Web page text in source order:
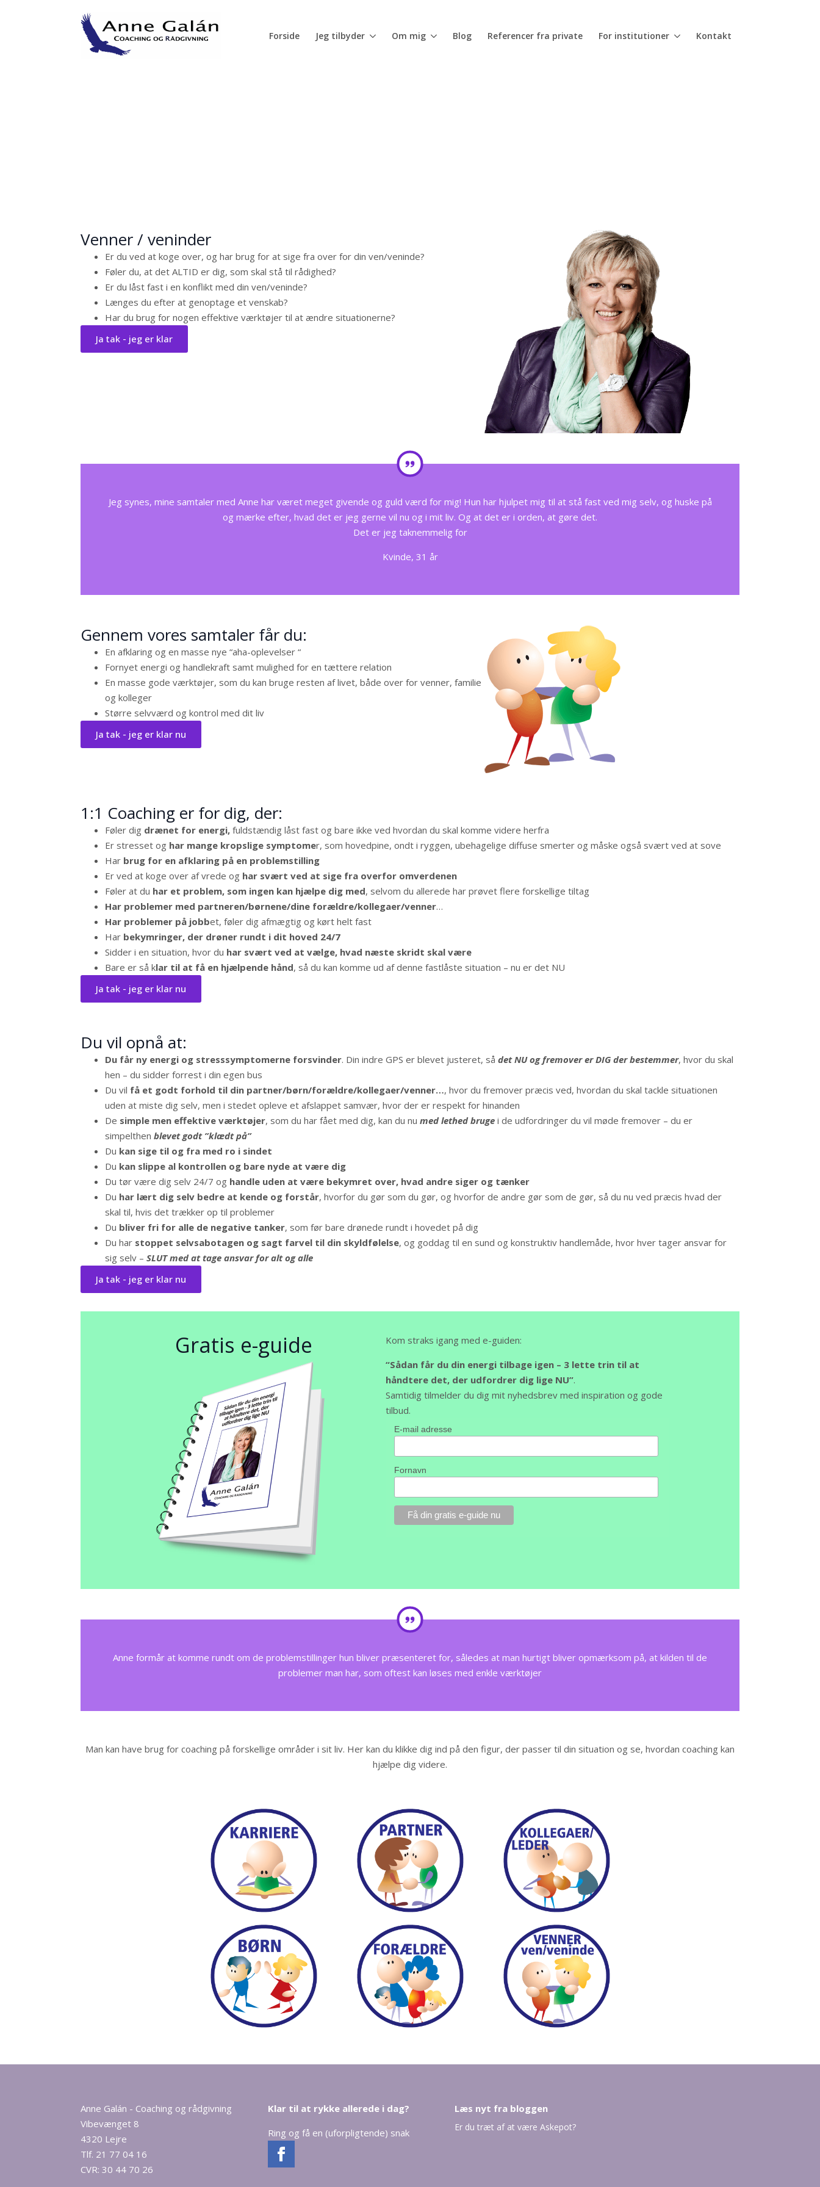
Forside Jeg tilbyder Om mig Blog Referencer fra private For institutioner Kontakt
Venner / veninder
Er du ved at koge over, og har brug for at sige fra over for din ven/veninde?
Føler du, at det ALTID er dig, som skal stå til rådighed?
Er du låst fast i en konflikt med din ven/veninde?
Længes du efter at genoptage et venskab?
Har du brug for nogen effektive værktøjer til at ændre situationerne?
Ja tak - jeg er klar
Jeg synes, mine samtaler med Anne har været meget givende og guld værd for mig! Hun har hjulpet mig til at stå fast ved mig selv, og huske på
og mærke efter, hvad det er jeg gerne vil nu og i mit liv. Og at det er i orden, at gøre det.
Det er jeg taknemmelig for
Kvinde, 31 år
Gennem vores samtaler får du:
En afklaring og en masse nye “aha-oplevelser “
Fornyet energi og handlekraft samt mulighed for en tættere relation
En masse gode værktøjer, som du kan bruge resten af livet, både over for venner, familie
og kolleger
Større selvværd og kontrol med dit liv
Ja tak - jeg er klar nu
1:1 Coaching er for dig, der:
Føler dig drænet for energi, fuldstændig låst fast og bare ikke ved hvordan du skal komme videre herfra
Er stresset og har mange kropslige symptomer, som hovedpine, ondt i ryggen, ubehagelige diffuse smerter og måske også svært ved at sove
Har brug for en afklaring på en problemstilling
Er ved at koge over af vrede og har svært ved at sige fra overfor omverdenen
Føler at du har et problem, som ingen kan hjælpe dig med, selvom du allerede har prøvet flere forskellige tiltag
Har problemer med partneren/børnene/dine forældre/kollegaer/venner…
Har problemer på jobbet, føler dig afmægtig og kørt helt fast
Har bekymringer, der drøner rundt i dit hoved 24/7
Sidder i en situation, hvor du har svært ved at vælge, hvad næste skridt skal være
Bare er så klar til at få en hjælpende hånd, så du kan komme ud af denne fastlåste situation – nu er det NU
Ja tak - jeg er klar nu
Du vil opnå at:
Du får ny energi og stresssymptomerne forsvinder. Din indre GPS er blevet justeret, så det NU og fremover er DIG der bestemmer, hvor du skal
hen – du sidder forrest i din egen bus
Du vil få et godt forhold til din partner/børn/forældre/kollegaer/venner…, hvor du fremover præcis ved, hvordan du skal tackle situationen
uden at miste dig selv, men i stedet opleve et afslappet samvær, hvor der er respekt for hinanden
De simple men effektive værktøjer, som du har fået med dig, kan du nu med lethed bruge i de udfordringer du vil møde fremover – du er
simpelthen blevet godt ”klædt på”
Du kan sige til og fra med ro i sindet
Du kan slippe al kontrollen og bare nyde at være dig
Du tør være dig selv 24/7 og handle uden at være bekymret over, hvad andre siger og tænker
Du har lært dig selv bedre at kende og forstår, hvorfor du gør som du gør, og hvorfor de andre gør som de gør, så du nu ved præcis hvad der
skal til, hvis det trækker op til problemer
Du bliver fri for alle de negative tanker, som før bare drønede rundt i hovedet på dig
Du har stoppet selvsabotagen og sagt farvel til din skyldfølelse, og goddag til en sund og konstruktiv handlemåde, hvor hver tager ansvar for
sig selv – SLUT med at tage ansvar for alt og alle
Ja tak - jeg er klar nu
Gratis e-guide
Kom straks igang med e-guiden:
“Sådan får du din energi tilbage igen – 3 lette trin til at
håndtere det, der udfordrer dig lige NU”.
Samtidig tilmelder du dig mit nyhedsbrev med inspiration og gode
tilbud.
E-mail adresse
Fornavn
Anne formår at komme rundt om de problemstillinger hun bliver præsenteret for, således at man hurtigt bliver opmærksom på, at kilden til de
problemer man har, som oftest kan løses med enkle værktøjer
Man kan have brug for coaching på forskellige områder i sit liv. Her kan du klikke dig ind på den figur, der passer til din situation og se, hvordan coaching kan
hjælpe dig videre.
Anne Galán - Coaching og rådgivning
Vibevænget 8
4320 Lejre
Tlf. 21 77 04 16
CVR: 30 44 70 26
Klar til at rykke allerede i dag?
Ring og få en (uforpligtende) snak
Læs nyt fra bloggen
Er du træt af at være Askepot?